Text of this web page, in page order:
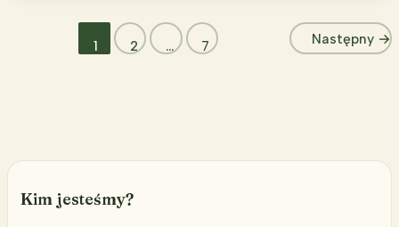
1 2 … 7 Następny →
Kim jesteśmy?